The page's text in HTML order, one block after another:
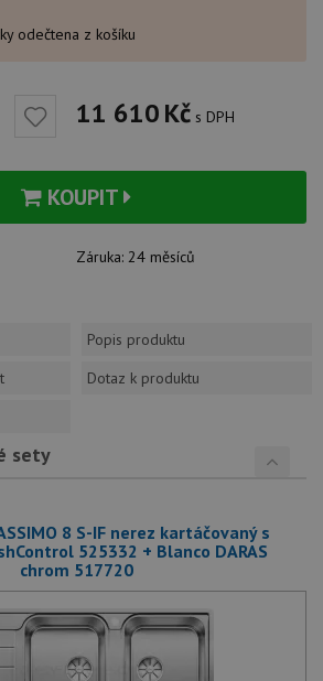
odečtena z košíku
11 610Kč s DPH
KOUPIT
Záruka: 24 měsíců
Popis produktu
Dotaz k produktu
sety
8 S-IF nerez kartáčovaný s
525332 + Blanco DARAS
chrom 517720